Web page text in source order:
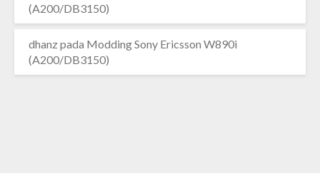
(A200/DB3150)
dhanz pada Modding Sony Ericsson W890i
(A200/DB3150)